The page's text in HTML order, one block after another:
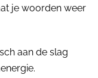
je woorden weer
aan de slag